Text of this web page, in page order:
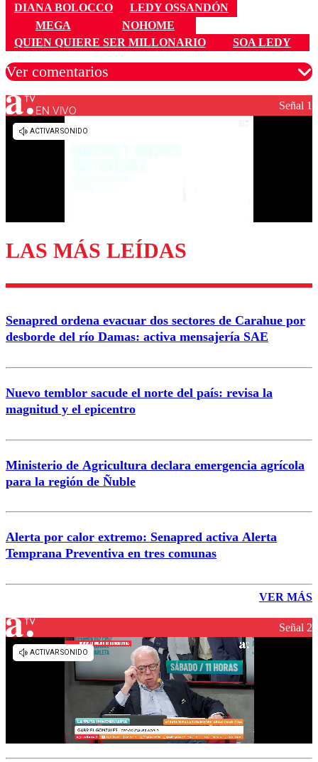
DIANA BOLOCCO
LEDY OSSANDÓN
MEGA
NOHOME
QUIEN QUIERE SER MILLONARIO
SOA LEDY
Ver comentarios
Los comentarios son moderados para garantizar un
Enviar comentario
EN VIVO Señal 1
LAS MÁS LEÍDAS
Senapred ordena evacuar dos sectores de Carahue por
desborde del río Damas: activa mensajería SAE
Nuevo temblor sacude el norte del país: revisa la
magnitud y el epicentro
Ministerio de Agricultura declara emergencia agrícola
para la región de Ñuble
Alerta por calor extremo: Senapred activa Alerta
Temprana Preventiva en tres comunas
VER MÁS
Señal 2